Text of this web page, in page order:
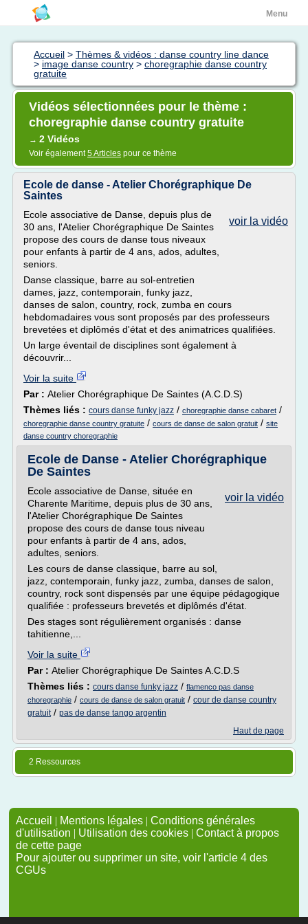
Menu
Accueil > Thèmes & vidéos : danse country line dance
> image danse country > choregraphie danse country
gratuite
Vidéos sélectionnées pour le thème :
choregraphie danse country gratuite
→ 2 Vidéos
Voir également5 Articles pour ce thème
Ecole de danse - Atelier Chorégraphique De
Saintes
voir la vidéo
Ecole associative de Danse, depuis plus de
30 ans, l'Atelier Chorégraphique De Saintes
propose des cours de danse tous niveaux
pour enfants à partir de 4 ans, ados, adultes,
seniors.
Danse classique, barre au sol-entretien
dames, jazz, contemporain, funky jazz,
danses de salon, country, rock, zumba en cours
hebdomadaires vous sont proposés par des professeurs
brevetées et diplômés d'état et des animatrices qualifiées.
Un large éventail de disciplines sont également à
découvrir...
Voir la suite
Par : Atelier Chorégraphique De Saintes (A.C.D.S)
Thèmes liés : cours danse funky jazz / choregraphie danse cabaret /
choregraphie danse country gratuite / cours de danse de salon gratuit / site
danse country choregraphie
Ecole de Danse - Atelier Chorégraphique
De Saintes
voir la vidéo
Ecole associative de Danse, située en
Charente Maritime, depuis plus de 30 ans,
l'Atelier Chorégraphique De Saintes
propose des cours de danse tous niveau
pour enfants à partir de 4 ans, ados,
adultes, seniors.
Les cours de danse classique, barre au sol,
jazz, contemporain, funky jazz, zumba, danses de salon,
country, rock sont dispensés par une équipe pédagogique
qualifiée : professeurs brevetés et diplômés d'état.
Des stages sont régulièrement organisés : danse
tahitienne,...
Voir la suite
Par : Atelier Chorégraphique De Saintes A.C.D.S
Thèmes liés : cours danse funky jazz / flamenco pas danse
choregraphie / cours de danse de salon gratuit / cour de danse country
gratuit/ pas de danse tango argentin
Haut de page
2 Ressources
Accueil | Mentions légales | Conditions générales
d'utilisation | Utilisation des cookies | Contact à propos
de cette page
Pour ajouter ou supprimer un site, voir l'article 4 des
CGUs